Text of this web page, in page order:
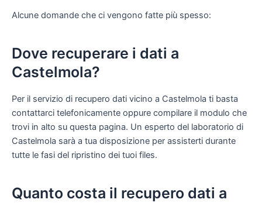
Alcune domande che ci vengono fatte più spesso:
Dove recuperare i dati a
Castelmola?
Per il servizio di recupero dati vicino a Castelmola ti basta
contattarci telefonicamente oppure compilare il modulo che
trovi in alto su questa pagina. Un esperto del laboratorio di
Castelmola sarà a tua disposizione per assisterti durante
tutte le fasi del ripristino dei tuoi files.
Quanto costa il recupero dati a